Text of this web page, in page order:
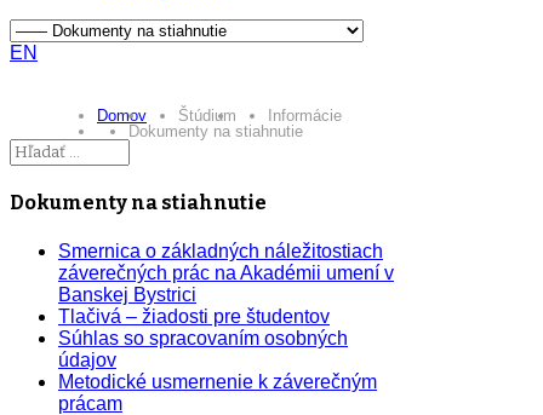
EN
Domov Štúdium
Informácie
Dokumenty na stiahnutie
Dokumenty na stiahnutie
Smernica o základných náležitostiach
záverečných prác na Akadémii umení v
Banskej Bystrici
Tlačivá – žiadosti pre študentov
Súhlas so spracovaním osobných
údajov
Metodické usmernenie k záverečným
prácam